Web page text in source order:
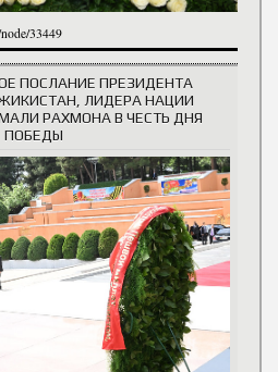
33449
ПОСЛАНИЕ ПРЕЗИДЕНТА
ЛИДЕРА НАЦИИ
РАХМОНА В ЧЕСТЬ ДНЯ
ПОБЕДЫ